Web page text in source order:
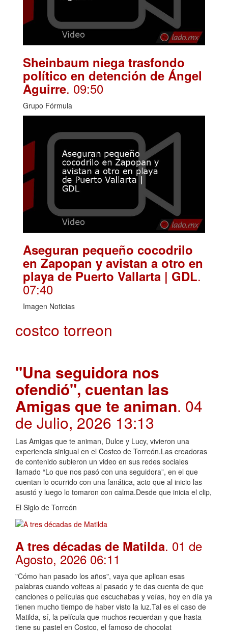
Sheinbaum niega trasfondo
político en detención de Ángel
Aguirre. 09:50
Grupo Fórmula
Aseguran pequeño cocodrilo
en Zapopan y avistan a otro en
playa de Puerto Vallarta | GDL.
07:40
Imagen Noticias
costco torreon
"Una seguidora nos
ofendió", cuentan las
Amigas que te animan. 04
de Julio, 2026 13:13
Las Amigas que te animan, Dulce y Lucy, vivieron una
experiencia sinigual en el Costco de Torreón.Las creadoras
de contenido subieron un video en sus redes sociales
llamado “Lo que nos pasó con una seguidora”, en el que
cuentan lo ocurrido con una fanática, acto que al inicio las
asustó y luego lo tomaron con calma.Desde que inicia el clip,
El Siglo de Torreón
A tres décadas de Matilda. 01 de
Agosto, 2026 06:11
"Cómo han pasado los años", vaya que aplican esas
palabras cuando volteas al pasado y te das cuenta de que
canciones o películas que escuchabas y veías, hoy en día ya
tienen mucho tiempo de haber visto la luz.Tal es el caso de
Matilda, sí, la película que muchos recuerdan y que hasta
tiene su pastel en Costco, el famoso de chocolat